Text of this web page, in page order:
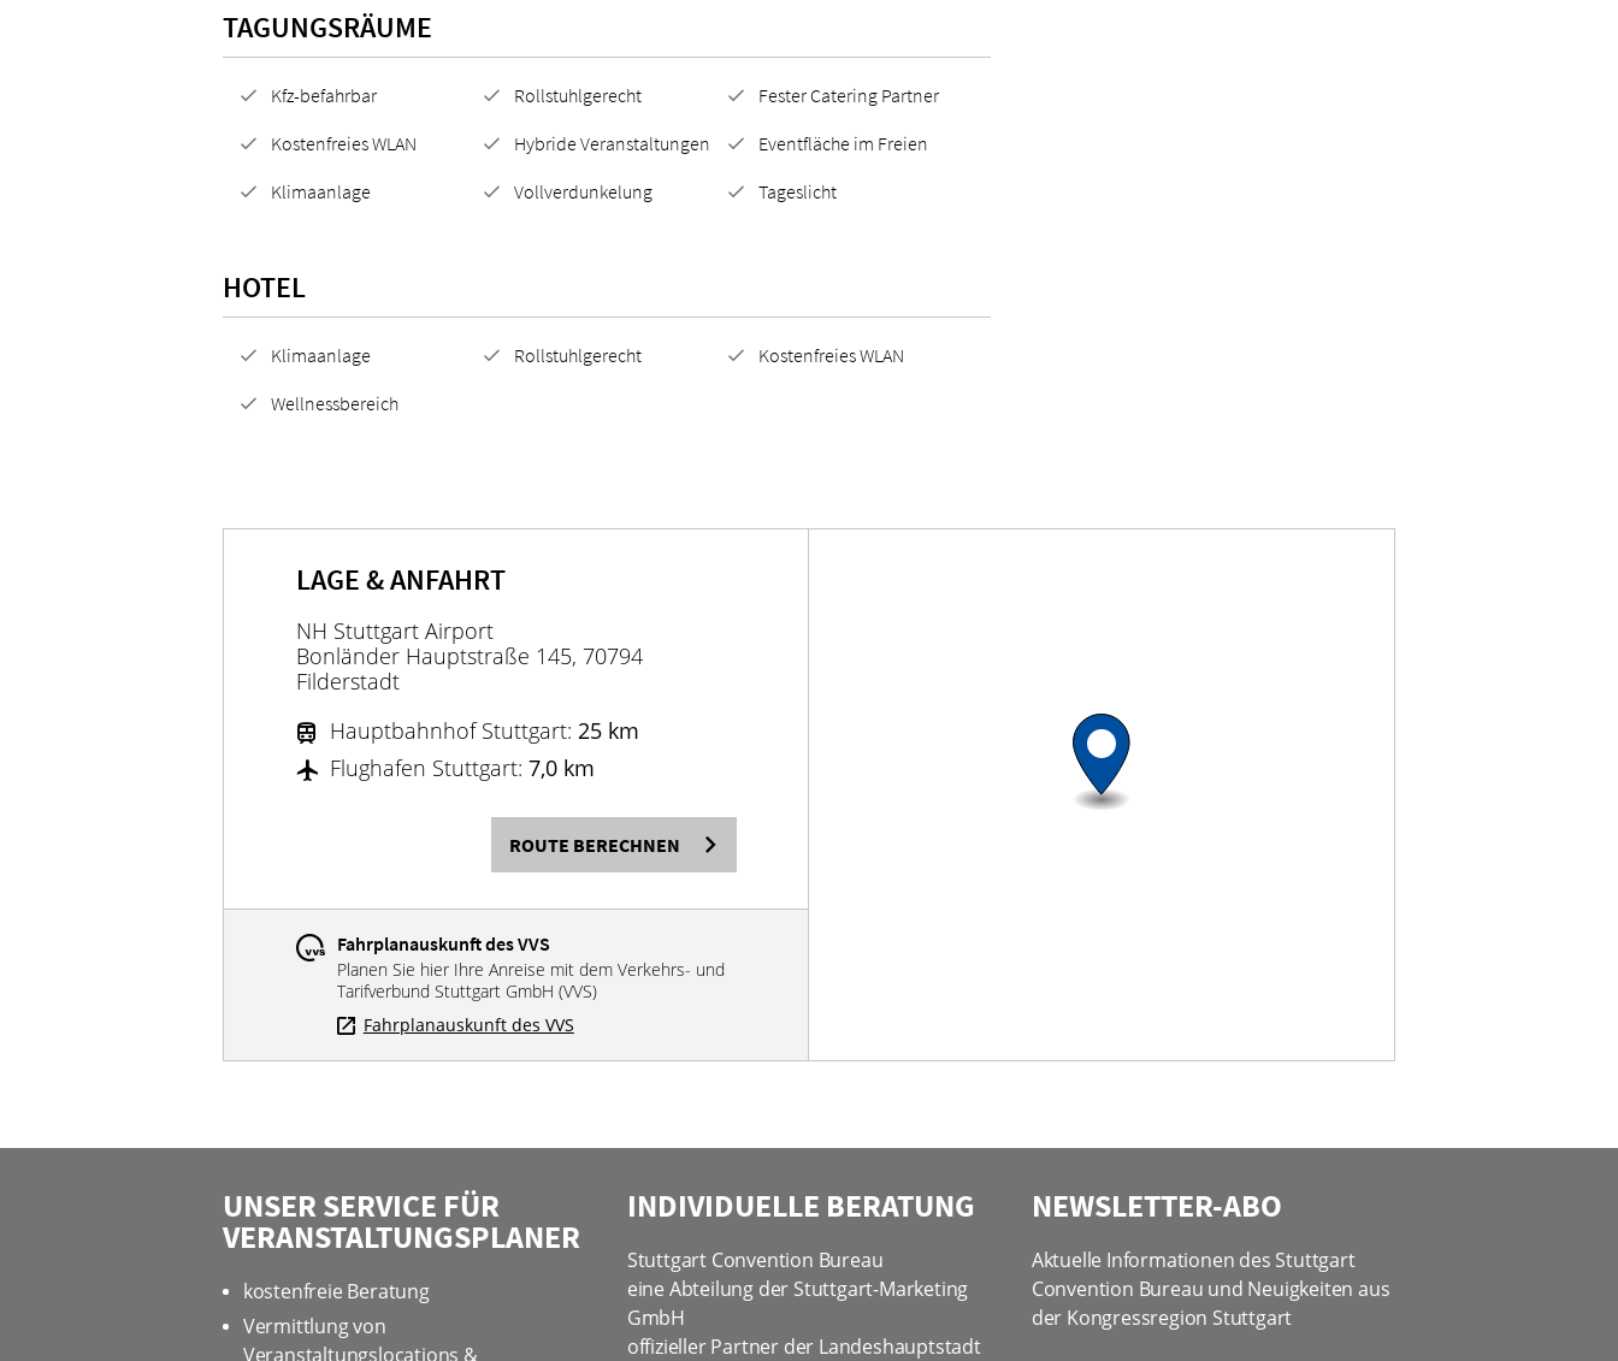
TAGUNGSRÄUME
Kfz-befahrbar Rollstuhlgerecht
Fester Catering Partner
Kostenfreies WLAN
Hybride Veranstaltungen
Eventfläche im Freien
Klimaanlage
Vollverdunkelung Tageslicht
HOTEL
Klimaanlage Rollstuhlgerecht
Kostenfreies WLAN
Wellnessbereich
LAGE & ANFAHRT
NH Stuttgart Airport
Bonländer Hauptstraße 145, 70794
Filderstadt
Hauptbahnhof Stuttgart: 25 km
Flughafen Stuttgart: 7,0 km
ROUTE BERECHNEN
Fahrplanauskunft des VVS
Planen Sie hier Ihre Anreise mit dem Verkehrs- und
Tarifverbund Stuttgart GmbH (VVS)
Fahrplanauskunft des VVS
UNSER SERVICE FÜR
VERANSTALTUNGSPLANER
kostenfreie Beratung
Vermittlung von
Veranstaltungslocations &
INDIVIDUELLE BERATUNG
Stuttgart Convention Bureau
eine Abteilung der Stuttgart-Marketing
GmbH
offizieller Partner der Landeshauptstadt
NEWSLETTER-ABO
Aktuelle Informationen des Stuttgart
Convention Bureau und Neuigkeiten aus
der Kongressregion Stuttgart